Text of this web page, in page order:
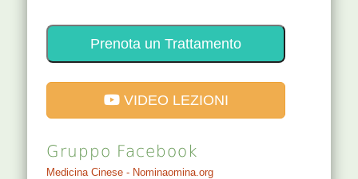
Prenota un Trattamento
VIDEO LEZIONI
Gruppo Facebook
Medicina Cinese - Nominaomina.org